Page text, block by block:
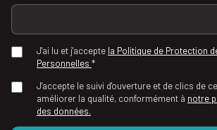
J'ai lu et j'accepte la Politique de Protection
Personnelles *
J'accepte le suivi d'ouverture et de clics de
améliorer la qualité, conformément à notre
des données.